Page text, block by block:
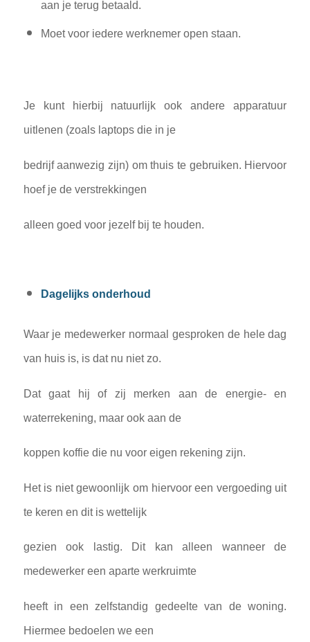
aan je terug betaald.
Moet voor iedere werknemer open staan.
Je kunt hierbij natuurlijk ook andere apparatuur
uitlenen (zoals laptops die in je
bedrijf aanwezig zijn) om thuis te gebruiken. Hiervoor
hoef je de verstrekkingen
alleen goed voor jezelf bij te houden.
Dagelijks onderhoud
Waar je medewerker normaal gesproken de hele dag
van huis is, is dat nu niet zo.
Dat gaat hij of zij merken aan de energie- en
waterrekening, maar ook aan de
koppen koffie die nu voor eigen rekening zijn.
Het is niet gewoonlijk om hiervoor een vergoeding uit
te keren en dit is wettelijk
gezien ook lastig. Dit kan alleen wanneer de
medewerker een aparte werkruimte
heeft in een zelfstandig gedeelte van de woning.
Hiermee bedoelen we een